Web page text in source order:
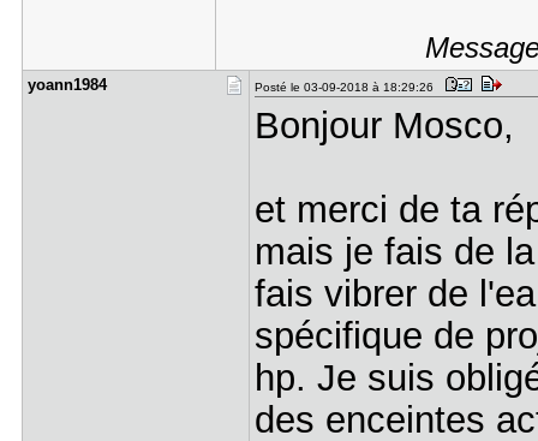
yoann1984 Posté le 03-09-2018 à 18:29:26
Bonjour Mosco,
et merci de ta
mais je fais de
fais vibrer de
spécifique de
hp. Je suis
des enceintes